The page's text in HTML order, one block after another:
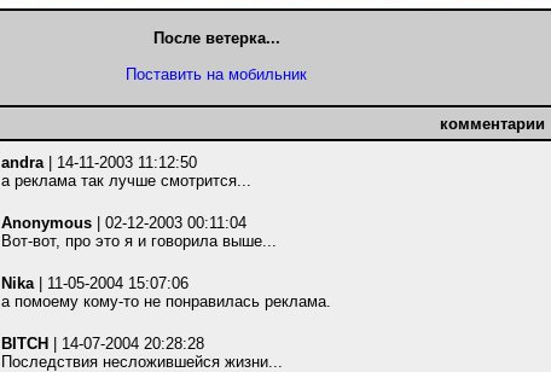
После ветерка...
Поставить на мобильник
комментарии
andra| 14-11-2003 11:12:50
а реклама так лучше смотрится...
Anonymous | 02-12-2003 00:11:04
Вот-вот, про это я и говорила выше...
Nika| 11-05-2004 15:07:06
а помоему кому-то не понравилась реклама.
BITCH
| 14-07-2004 20:28:28
Последствия несложившейся жизни...